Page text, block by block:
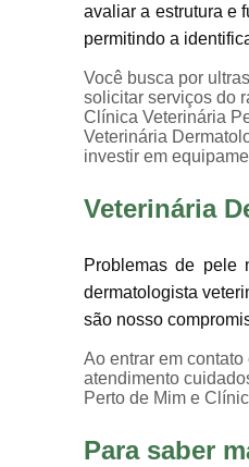
avaliar a estrutura e
permitindo a
Você busca por
solicitar serviços do
Clínica Veterinária
Veterinária
investir em
Veterinária
Problemas de pele
dermatologista
são nosso
Ao entrar em
atendimento
Perto de Mim e
Para saber